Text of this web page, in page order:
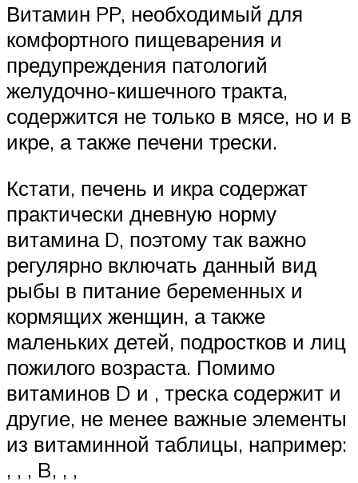
Витамин PP, необходимый для
комфортного пищеварения и
предупреждения патологий
желудочно-кишечного тракта,
содержится не только в мясе, но и в
икре, а также печени трески.
Кстати, печень и икра содержат
практически дневную норму
витамина D, поэтому так важно
регулярно включать данный вид
рыбы в питание беременных и
кормящих женщин, а также
маленьких детей, подростков и лиц
пожилого возраста. Помимо
витаминов D и , треска содержит и
другие, не менее важные элементы
из витаминной таблицы, например:
, , , B, , ,